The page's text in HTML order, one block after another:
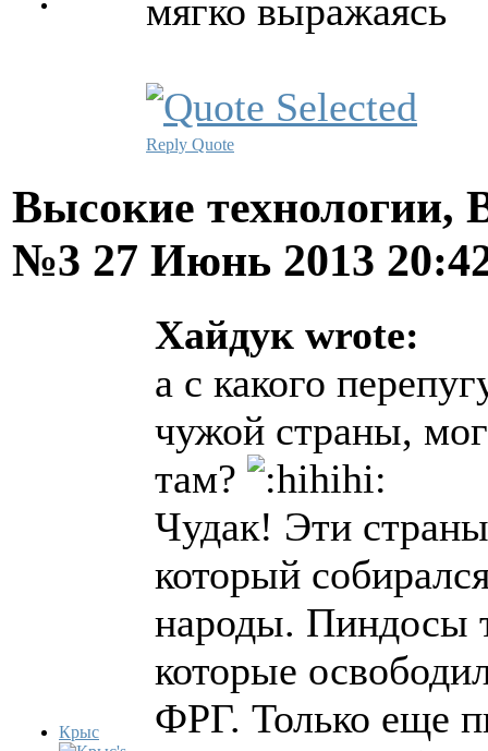
мягко выражаясь
Reply Quote
Высокие технологии,
№3 27 Июнь 2013
Крыс
Хайдук wrote:
а с какого
чужой страны,
там?
Чудак! Эти
который
народы. Пиндосы
которые
ФРГ. Только еще